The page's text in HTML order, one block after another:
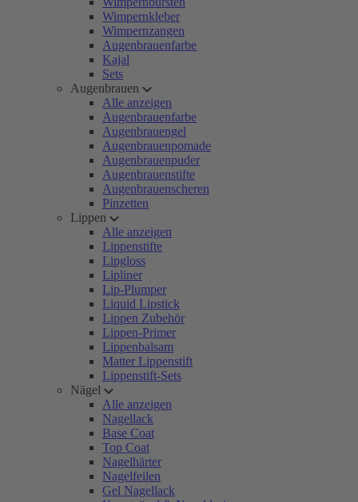
Wimpernkleber
Wimpernzangen
Augenbrauenfarbe
Kajal
Sets
Augenbrauen
Alle anzeigen
Augenbrauenfarbe
Augenbrauengel
Augenbrauenpomade
Augenbrauenpuder
Augenbrauenstifte
Augenbrauenscheren
Pinzetten
Lippen
Alle anzeigen
Lippenstifte
Lipgloss
Lipliner
Lip-Plumper
Liquid Lipstick
Lippen Zubehör
Lippen-Primer
Lippenbalsam
Matter Lippenstift
Lippenstift-Sets
Nägel
Alle anzeigen
Nagellack
Base Coat
Top Coat
Nagelhärter
Nagelfeilen
Gel Nagellack